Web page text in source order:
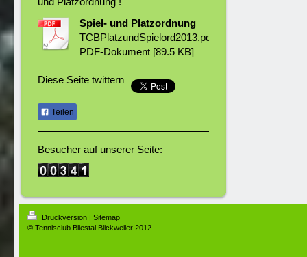
Spiel- und Platzordnung
TCBPlatzundSpielord2013.pdf
PDF-Dokument [89.5 KB]
Diese Seite twittern
Teilen
Besucher auf unserer Seite:
Druckversion
Sitemap
© Tennisclub Bliestal Blickweiler 2012